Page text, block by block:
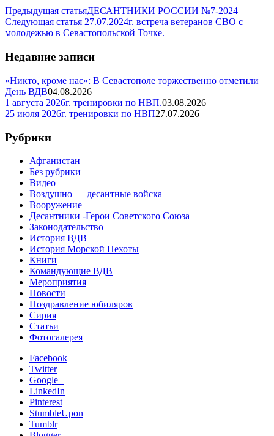
Предыдущая статьяДЕСАНТНИКИ РОССИИ №7-2024
Следующая статья 27.07.2024г. встреча ветеранов СВО с
молодежью в Севастопольской Точке.
Недавние записи
«Никто, кроме нас»: В Севастополе торжественно отметили
День ВДВ04.08.2026
1 августа 2026г. тренировки по НВП.03.08.2026
25 июля 2026г. тренировки по НВП27.07.2026
Рубрики
Афганистан
Без рубрики
Видео
Воздушно — десантные войска
Вооружение
Десантники -Герои Советского Союза
Законодательство
История ВДВ
История Морской Пехоты
Книги
Командующие ВДВ
Мероприятия
Новости
Поздравление юбиляров
Сирия
Статьи
Фотогалерея
Facebook
Twitter
Google+
LinkedIn
Pinterest
StumbleUpon
Tumblr